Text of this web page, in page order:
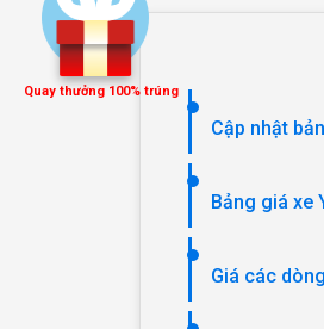
Cập nhật
Bảng giá xe
Giá các
Quay thưởng 100% trúng